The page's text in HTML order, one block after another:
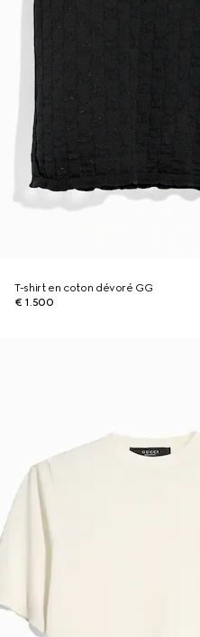
T-shirt en coton dévoré GG
€ 1.500